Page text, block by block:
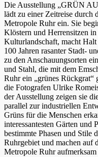
Die Ausstellung „GRÜN
lädt zu einer Zeitreise durch
Metropole Ruhr ein. Sie
Klöstern und Herrensitzen
Kulturlandschaft, macht
100 Jahren rasanter Stadt-
zu den Anschauungsorten
und Stahl, die mit dem
Ruhr ein „grünes
die Fotografen Ulrike
der Ausstellung zeigen sie
parallel zur industriellen
Grüns für die Menschen
interessantesten Gärten und
bestimmte Phasen und Stile
Ruhrgebiet und machen auf
Metropole Ruhr